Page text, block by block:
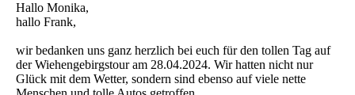
Hallo Monika,
hallo Frank,
wir bedanken uns ganz herzlich bei euch für den tollen Tag auf
der Wiehengebirgstour am 28.04.2024. Wir hatten nicht nur
Glück mit dem Wetter, sondern sind ebenso auf viele nette